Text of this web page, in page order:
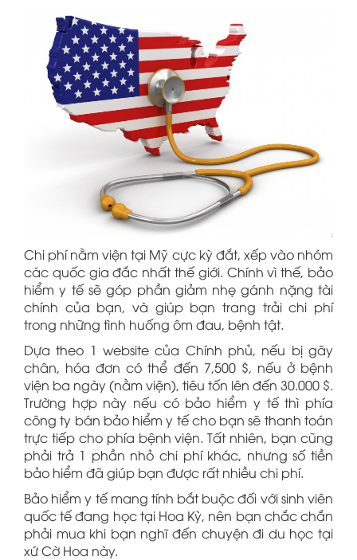
Chi phí nằm viện tại Mỹ cực kỳ đắt, xếp vào nhóm
các quốc gia đắc nhất thế giới. Chính vì thế, bảo
hiểm y tế sẽ góp phần giảm nhẹ gánh nặng tài
chính của bạn, và giúp bạn trang trải chi phí
trong những tình huống ôm đau, bệnh tật.
Dựa theo 1 website của Chính phủ, nếu bị gãy
chân, hóa đơn có thể đến 7,500 $, nếu ở bệnh
viện ba ngày (nằm viện), tiêu tốn lên đến 30.000 $.
Trường hợp này nếu có bảo hiểm y tế thì phía
công ty bán bảo hiểm y tế cho bạn sẽ thanh toán
trực tiếp cho phía bệnh viện. Tất nhiên, bạn cũng
phải trả 1 phần nhỏ chi phí khác, nhưng số tiền
bảo hiểm đã giúp bạn được rất nhiều chi phí.
Bảo hiểm y tế mang tính bắt buộc đối với sinh viên
quốc tế đang học tại Hoa Kỳ, nên bạn chắc chắn
phải mua khi bạn nghĩ đến chuyện đi du học tại
xứ Cờ Hoa này.